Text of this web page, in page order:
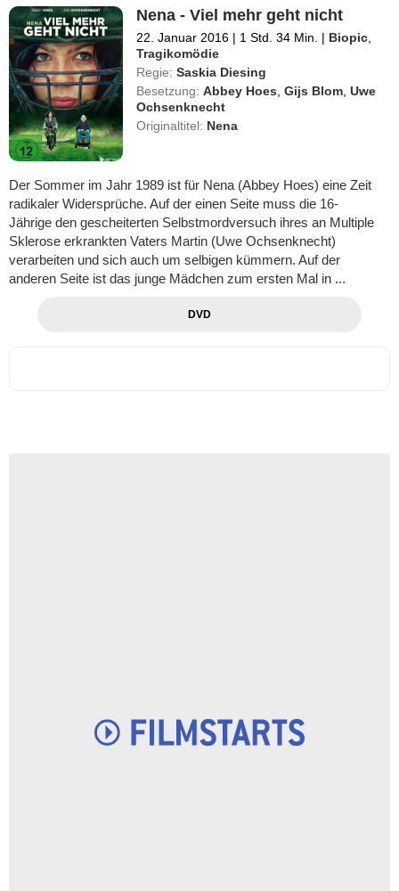
Nena - Viel mehr geht nicht
22. Januar 2016 | 1 Std. 34 Min. | Biopic
Tragikomödie
Regie: Saskia Diesing
Besetzung: Abbey Hoes ,Gijs Blom ,Uwe
Ochsenknecht
Originaltitel: Nena
Der Sommer im Jahr 1989 ist für Nena (Abbey Hoes) eine Zeit
radikaler Widersprüche. Auf der einen Seite muss die 16-
Jährige den gescheiterten Selbstmordversuch ihres an Multiple
Sklerose erkrankten Vaters Martin (Uwe Ochsenknecht)
verarbeiten und sich auch um selbigen kümmern. Auf der
anderen Seite ist das junge Mädchen zum ersten Mal in ...
DVD